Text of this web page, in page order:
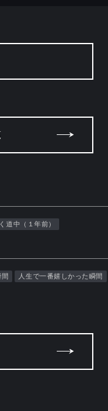
道中（１年前）
間
人生で一番嬉しかった瞬間